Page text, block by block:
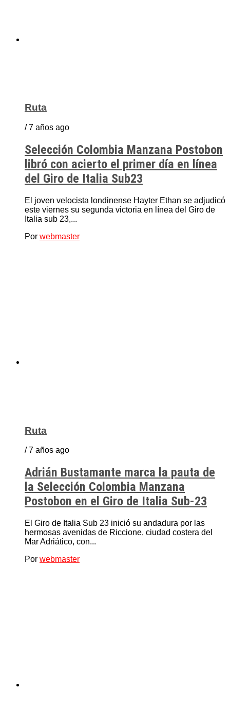
Ruta
/ 7 años ago
Selección Colombia Manzana Postobon
libró con acierto el primer día en línea
del Giro de Italia Sub23
El joven velocista londinense Hayter Ethan se adjudicó
este viernes su segunda victoria en línea del Giro de
Italia sub 23,...
Por webmaster
Ruta
/ 7 años ago
Adrián Bustamante marca la pauta de
la Selección Colombia Manzana
Postobon en el Giro de Italia Sub-23
El Giro de Italia Sub 23 inició su andadura por las
hermosas avenidas de Riccione, ciudad costera del
Mar Adriático, con...
Por webmaster